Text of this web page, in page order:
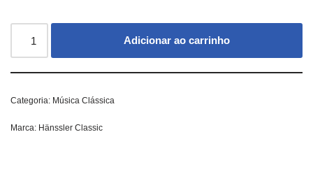
Adicionar ao carrinho
Categoria: Música Clássica
Marca: Hänssler Classic